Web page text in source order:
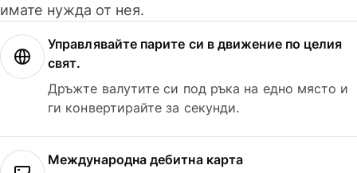
имате нужда от нея.
Управлявайте парите си в движение по целия
свят.
Дръжте валутите си под ръка на едно място и
ги конвертирайте за секунди.
Международна дебитна карта